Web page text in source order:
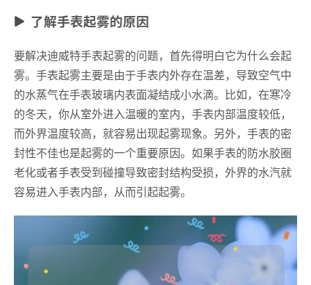
了解手表起雾的原因
要解决迪威特手表起雾的问题，首先得明白它为什么会起
雾。手表起雾主要是由于手表内外存在温差，导致空气中
的水蒸气在手表玻璃内表面凝结成小水滴。比如，在寒冷
的冬天，你从室外进入温暖的室内，手表内部温度较低，
而外界温度较高，就容易出现起雾现象。另外，手表的密
封性不佳也是起雾的一个重要原因。如果手表的防水胶圈
老化或者手表受到碰撞导致密封结构受损，外界的水汽就
容易进入手表内部，从而引起起雾。